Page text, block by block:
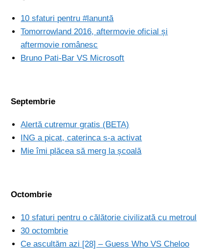
10 sfaturi pentru #lanuntă
Tomorrowland 2016, aftermovie oficial și
aftermovie românesc
Bruno Pati-Bar VS Microsoft
Septembrie
Alertă cutremur gratis (BETA)
ING a picat, caterinca s-a activat
Mie îmi plăcea să merg la școală
Octombrie
10 sfaturi pentru o călătorie civilizată cu metroul
30 octombrie
Ce ascultăm azi [28] – Guess Who VS Cheloo